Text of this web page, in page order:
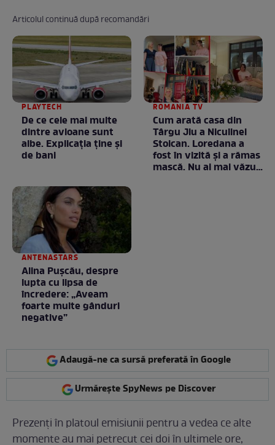
Articolul continuă după recomandări
PLAYTECH
De ce cele mai multe
dintre avioane sunt
albe. Explicația ține și
de bani
ROMANIA TV
Cum arată casa din
Târgu Jiu a Niculinei
Stoican. Loredana a
fost în vizită și a rămas
mască. Nu ai mai văzut
ANTENASTARS
Alina Pușcău, despre
lupta cu lipsa de
încredere: „Aveam
foarte multe gânduri
negative”
Adaugă-ne ca sursă preferată în Google
Urmărește SpyNews pe Discover
Prezenți în platoul emisiunii pentru a vedea ce alte
momente au mai petrecut cei doi în ultimele ore,